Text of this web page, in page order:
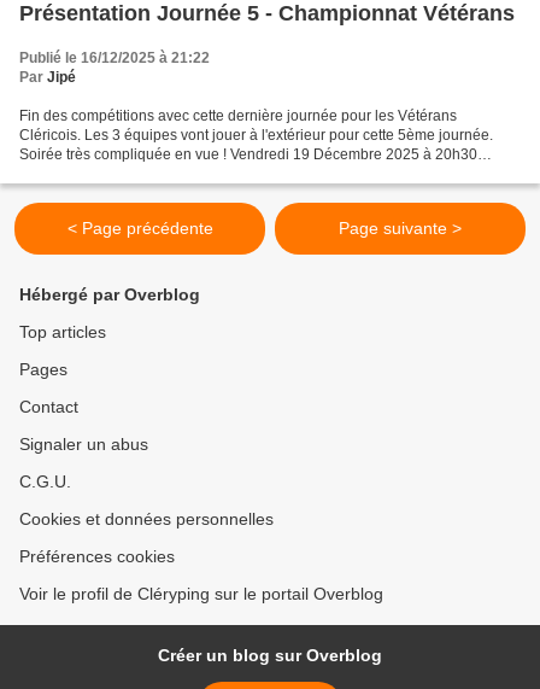
Présentation Journée 5 - Championnat Vétérans
Publié le 16/12/2025 à 21:22
Par Jipé
Fin des compétitions avec cette dernière journée pour les Vétérans
Cléricois. Les 3 équipes vont jouer à l'extérieur pour cette 5ème journée.
Soirée très compliquée en vue ! Vendredi 19 Décembre 2025 à 20h30
< Page précédente Page suivante >
Hébergé par Overblog
Top articles
Pages
Contact
Signaler un abus
C.G.U.
Cookies et données personnelles
Préférences cookies
Voir le profil de Cléryping sur le portail Overblog
Créer un blog sur Overblog